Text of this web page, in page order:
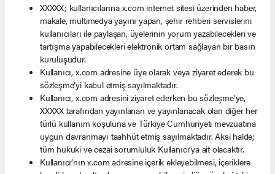
XXXXX; kullanıcılarına x.com internet sitesi üzerinden haber,
makale, multimedya yayını yapan, şehir rehberi servislerini
kullanıcıları ile paylaşan, üyelerinin yorum yazabilecekleri ve
tartışma yapabilecekleri elektronik ortam sağlayan bir basın
kuruluşudur.
Kullanıcı, x.com adresine üye olarak veya ziyaret ederek bu
sözleşme’yi kabul etmiş sayılmaktadır.
Kullanıcı, x.com adresini ziyaret ederken bu sözleşme’ye,
XXXXX tarafından yayınlanan ve yayınlanacak olan diğer her
türlü kullanım koşuluna ve Türkiye Cumhuriyeti mevzuatına
uygun davranmayı taahhüt etmiş sayılmaktadır. Aksi halde;
tüm hukuki ve cezai sorumluluk Kullanıcı’ya ait olacaktır.
Kullanıcı’nın x.com adresine içerik ekleyebilmesi, içeriklere